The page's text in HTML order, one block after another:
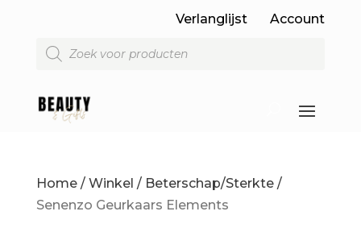
Verlanglijst
Account
Producten
zoeken
Home/ Winkel / Beterschap/Sterkte/
Senenzo Geurkaars Elements